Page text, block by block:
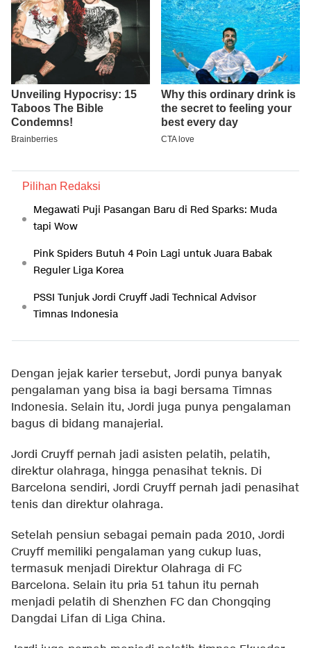
Pilihan Redaksi
Megawati Puji Pasangan Baru di Red Sparks: Muda
tapi Wow
Pink Spiders Butuh 4 Poin Lagi untuk Juara Babak
Reguler Liga Korea
PSSI Tunjuk Jordi Cruyff Jadi Technical Advisor
Timnas Indonesia
Dengan jejak karier tersebut, Jordi punya banyak
pengalaman yang bisa ia bagi bersama Timnas
Indonesia. Selain itu, Jordi juga punya pengalaman
bagus di bidang manajerial.
Jordi Cruyff pernah jadi asisten pelatih, pelatih,
direktur olahraga, hingga penasihat teknis. Di
Barcelona sendiri, Jordi Cruyff pernah jadi penasihat
tenis dan direktur olahraga.
Setelah pensiun sebagai pemain pada 2010, Jordi
Cruyff memiliki pengalaman yang cukup luas,
termasuk menjadi Direktur Olahraga di FC
Barcelona. Selain itu pria 51 tahun itu pernah
menjadi pelatih di Shenzhen FC dan Chongqing
Dangdai Lifan di Liga China.